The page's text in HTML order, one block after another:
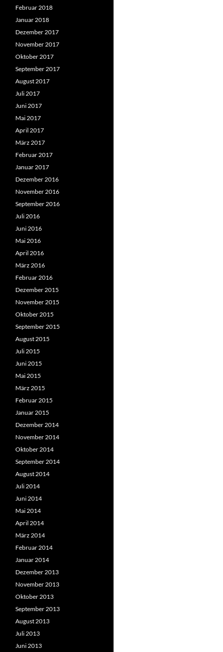
Februar 2018
Januar 2018
Dezember 2017
November 2017
Oktober 2017
September 2017
August 2017
Juli 2017
Juni 2017
Mai 2017
April 2017
März 2017
Februar 2017
Januar 2017
Dezember 2016
November 2016
September 2016
Juli 2016
Juni 2016
Mai 2016
April 2016
März 2016
Februar 2016
Dezember 2015
November 2015
Oktober 2015
September 2015
August 2015
Juli 2015
Juni 2015
Mai 2015
März 2015
Februar 2015
Januar 2015
Dezember 2014
November 2014
Oktober 2014
September 2014
August 2014
Juli 2014
Juni 2014
Mai 2014
April 2014
März 2014
Februar 2014
Januar 2014
Dezember 2013
November 2013
Oktober 2013
September 2013
August 2013
Juli 2013
Juni 2013